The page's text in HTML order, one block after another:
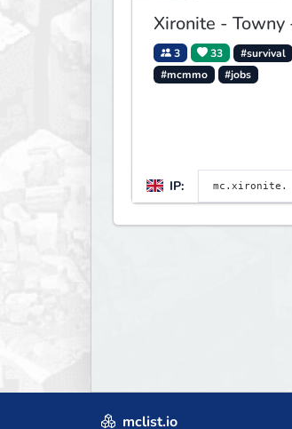
Xironite - Towny
3 33 #survival
#mcmmo
#jobs
IP:
mclist.io